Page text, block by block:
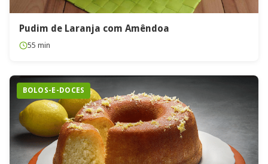
Pudim de Laranja com Amêndoa
55 min
BOLOS-E-DOCES